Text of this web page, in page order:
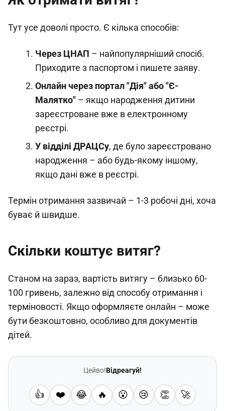
Тут усе доволі просто. Є кілька способів:
Через ЦНАП – найпопулярніший спосіб.
Приходите з паспортом і пишете заяву.
Онлайн через портал "Дія" або "Є-
Малятко" – якщо народження дитини
зареєстроване вже в електронному
реєстрі.
У відділі ДРАЦСу, де було зареєстровано
народження – або будь-якому іншому,
якщо дані вже в реєстрі.
Термін отримання зазвичай – 1-3 робочі дні, хоча
буває й швидше.
Скільки коштує витяг?
Станом на зараз, вартість витягу – близько 60-
100 гривень, залежно від способу отримання і
терміновості. Якщо оформляєте онлайн – може
бути безкоштовно, особливо для документів
дітей.
Цейво!Відреагуй!
👍 ❤️ 😂 🔥 😮 😢 👏 🚀